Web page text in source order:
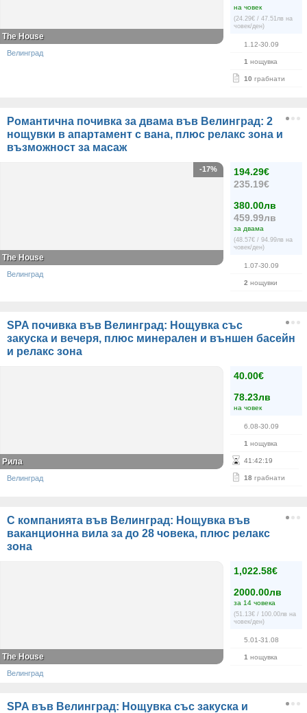
на човек
(24.29€ / 47.51лв на
човек/ден)
1.12-30.09
1 нощувка
10 грабнати
The House
Велинград
Романтична почивка за двама във Велинград: 2
нощувки в апартамент с вана, плюс релакс зона и
възможност за масаж
194.29€
235.19€
380.00лв
459.99лв
за двама
(48.57€ / 94.99лв на
човек/ден)
1.07-30.09
2 нощувки
-17%
The House
Велинград
SPA почивка във Велинград: Нощувка със
закуска и вечеря, плюс минерален и външен басейн
и релакс зона
40.00€
78.23лв
на човек
6.08-30.09
1 нощувка
41 :42:19
18 грабнати
Рила
Велинград
С компанията във Велинград: Нощувка във
ваканционна вила за до 28 човека, плюс релакс
зона
1,022.58€
2000.00лв
за 14 човека
(51.13€ / 100.00лв на
човек/ден)
5.01-31.08
1 нощувка
The House
Велинград
SPA във Велинград: Нощувка със закуска и